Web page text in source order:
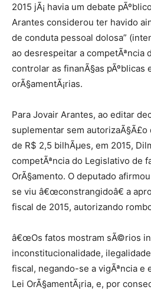
2015 jÃ¡ havia um debate
Arantes considerou ter havido
de conduta pessoal dolosa”
ao desrespeitar a competÃªncia
controlar as finanÃ§as pÃºblicas
orÃ§amentÃ¡rias.
Para Jovair Arantes, ao editar
suplementar sem
de R$ 2,5 bilhÃµes, em 2015,
competÃªncia do Legislativo de
OrÃ§amento. O deputado
se viu â€œconstrangidoâ€ a
fiscal de 2015, autorizando
â€œOs fatos mostram sÃ©rios
inconstitucionalidade,
fiscal, negando-se a vigÃªncia e
Lei OrÃ§amentÃ¡ria, e, por